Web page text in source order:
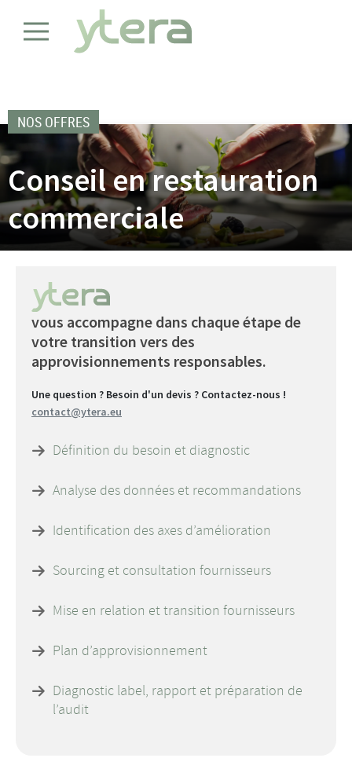
NOS OFFRES
Conseil en restauration
commerciale
vous accompagne dans chaque étape de
votre transition vers des
approvisionnements responsables.
Une question ? Besoin d'un devis ? Contactez-nous !
contact@ytera.eu
Définition du besoin et diagnostic
Analyse des données et recommandations
Identification des axes d’amélioration
Sourcing et consultation fournisseurs
Mise en relation et transition fournisseurs
Plan d’approvisionnement
Diagnostic label, rapport et préparation de
l’audit